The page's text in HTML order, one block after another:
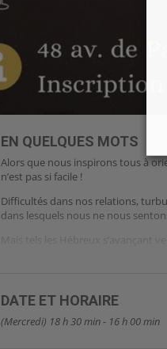
EN QUELQUES MOTS
Alors que nous inspirons tous à
n’est pas si facile !
Difficultés dans nos relations,
dans lesquels nous ne nous
Mais tels les Hébreux s’avançant
Carême, afin de nous
Mercredi 7 février
DATE ET HORAIRE
(Mercredi) 18 h 30 min - 16 h 00 min